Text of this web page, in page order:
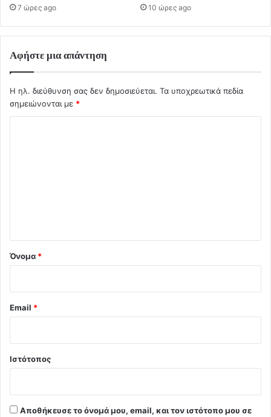
7 ώρες ago 10 ώρες ago
Αφήστε μια απάντηση
Η ηλ. διεύθυνση σας δεν δημοσιεύεται. Τα υποχρεωτικά πεδία
σημειώνονται με *
Όνομα *
Email *
Ιστότοπος
Αποθήκευσε το όνομά μου, email, και τον ιστότοπο μου σε